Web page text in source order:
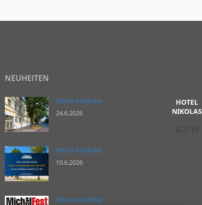
NEUHEITEN
Nová novinka
24.6.2026
Nová novinka
10.6.2026
Nová novinka
HOTEL
NIKOLAS